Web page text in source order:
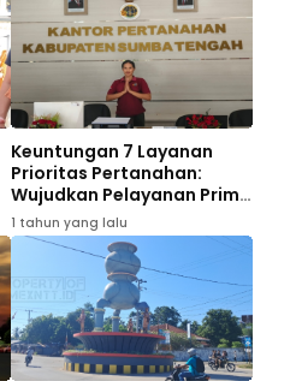
Keuntungan 7 Layanan
Prioritas Pertanahan:
Wujudkan Pelayanan Prima
dan Kepastian Hukum bagi
Masyarakat
1 tahun yang lalu